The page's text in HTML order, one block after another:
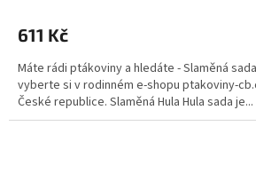
611 Kč
Máte rádi ptákoviny a hledáte - Slaměná
vyberte si v rodinném e-shopu ptakoviny-
České republice. Slaměná Hula Hula sada je...